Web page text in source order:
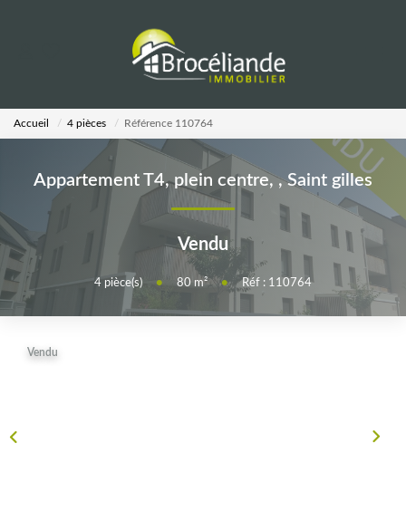
LOCATIONS
ESTIMATION
AGENCE
Notre Équipe
Accueil 4 pièces Référence 110764
Appartement T4, plein centre,,Saint gilles
Vendu
4 pièce(s) • 80 m² • Réf : 110764
Vendu